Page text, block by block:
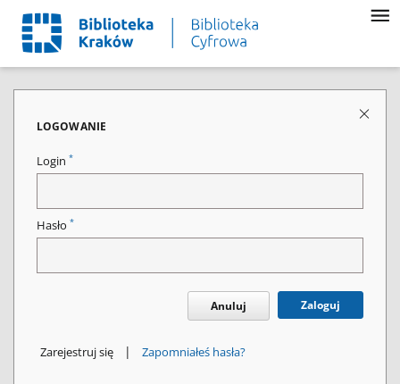
LOGOWANIE
Login *
Hasło *
Anuluj Zaloguj
Zarejestruj się | Zapomniałeś hasła?